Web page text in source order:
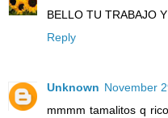
BELLO TU TRABAJO
Reply
Unknown November
mmmm tamalitos q